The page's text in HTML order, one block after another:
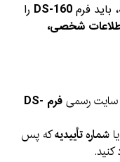
باید فرمDS-160 را
شخصی،
فرم DS-
یاشماره تأییدیهکه پس
کنید.